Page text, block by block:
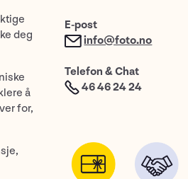
deg
å
for,
E-post
info@foto.no
Telefon & Chat
46 46 24 24